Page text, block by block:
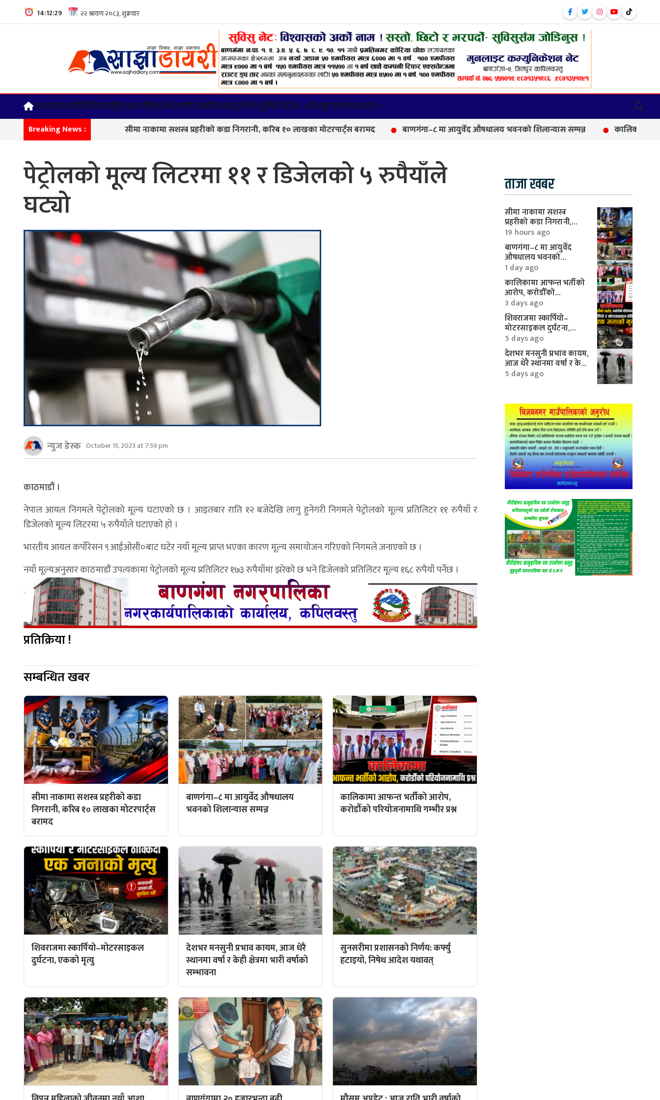
14:12:30
समाचारराजनीतिविचारराष्ट्रियअन्तर्राष्ट्रियअर्थ/वाणीज्यकपिलवस्तु विशेषलुम्बिनी प्रदेश +खेलकुदमनोरन्जनअन्य +
Breaking News : सीमा नाकामा सशस्त्र प्रहरीको कडा निगरानी, करिब १० लाखका मोटरपार्ट्स बरामद बाणगंगा–८ मा आयुर्वेद औषधालय भवनको शिलान्यास सम्पन्न कालिकामा आफन्त
पेट्रोलको मूल्य लिटरमा ११ र डिजेलको ५ रुपैयाँले
घट्यो
न्युज डेस्क October 15, 2023 at 7:59 pm
काठमाडौं ।
नेपाल आयल निगमले पेट्रोलको मूल्य घटाएको छ । आइतबार राति १२ बजेदेखि लागु हुनेगरी निगमले पेट्रोलको मूल्य प्रतिलिटर ११ रुपैयाँ र
डिजेलको मूल्य लिटरमा ५ रुपैयाँले घटाएको हो ।
भारतीय आयल कर्पोरेसन ९आईओसी०बाट घटेर नयाँ मूल्य प्राप्त भएका कारण मूल्य समायोजन गरिएको निगमले जनाएको छ ।
नयाँ मूल्यअनुसार काठमाडौं उपत्यकामा पेट्रोलको मूल्य प्रतिलिटर १७३ रुपैयाँमा झरेको छ भने डिजेलको प्रतिलिटर मूल्य १६८ रुपैयाँ पर्नेछ ।
प्रतिक्रिया !
सम्बन्धित खबर
सीमा नाकामा सशस्त्र प्रहरीको कडा
निगरानी, करिब १० लाखका मोटरपार्ट्स
बरामद
बाणगंगा–८ मा आयुर्वेद औषधालय
भवनको शिलान्यास सम्पन्न
कालिकामा आफन्त भर्तीको आरोप,
करोडौँको परियोजनामाथि गम्भीर प्रश्न
शिवराजमा स्कार्पियो–मोटरसाइकल
दुर्घटना, एकको मृत्यु
देशभर मनसुनी प्रभाव कायम, आज धेरै
स्थानमा वर्षा र केही क्षेत्रमा भारी वर्षाको
सम्भावना
सुनसरीमा प्रशासनको निर्णय: कर्फ्यु
हटाइयो, निषेध आदेश यथावत्
ताजा खबर
सीमा नाकामा सशस्त्र
प्रहरीको कडा निगरानी,
करिब १० लाखका
मोटरपार्ट्स बरामद
19 hours ago
बाणगंगा–८ मा आयुर्वेद
औषधालय भवनको
शिलान्यास सम्पन्न
1 day ago
कालिकामा आफन्त भर्तीको
आरोप, करोडौँको
परियोजनामाथि गम्भीर प्रश्न
3 days ago
शिवराजमा स्कार्पियो–
मोटरसाइकल दुर्घटना,
एकको मृत्यु
5 days ago
देशभर मनसुनी प्रभाव कायम,
आज धेरै स्थानमा वर्षा र केही
क्षेत्रमा भारी वर्षाको
5 days ago